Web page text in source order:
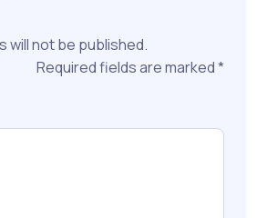
will not be published.
Required fields are marked*